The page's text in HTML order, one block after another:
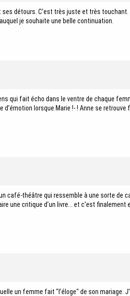
détours. C’est très juste et très touchant.
je souhaite une belle continuation.
qui fait écho dans le ventre de chaque
lorsque Marie !- ! Anne se retrouve
café-théâtre qui ressemble à une sorte de
une critique d’un livre... et c’est finalement
un femme fait "l’éloge" de son mariage.